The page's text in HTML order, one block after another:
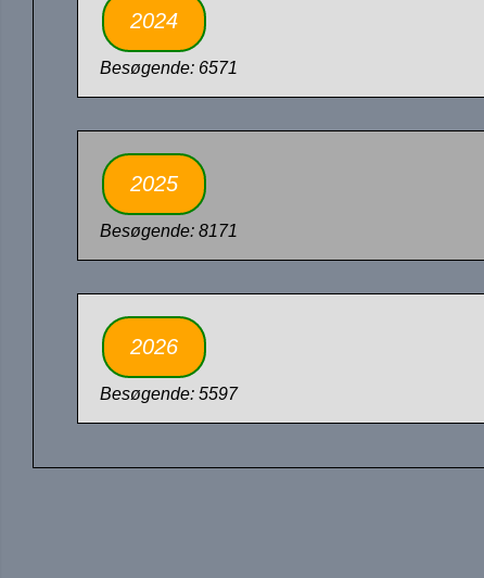
2024
Besøgende: 6571
2025
Besøgende: 8171
2026
Besøgende: 5597